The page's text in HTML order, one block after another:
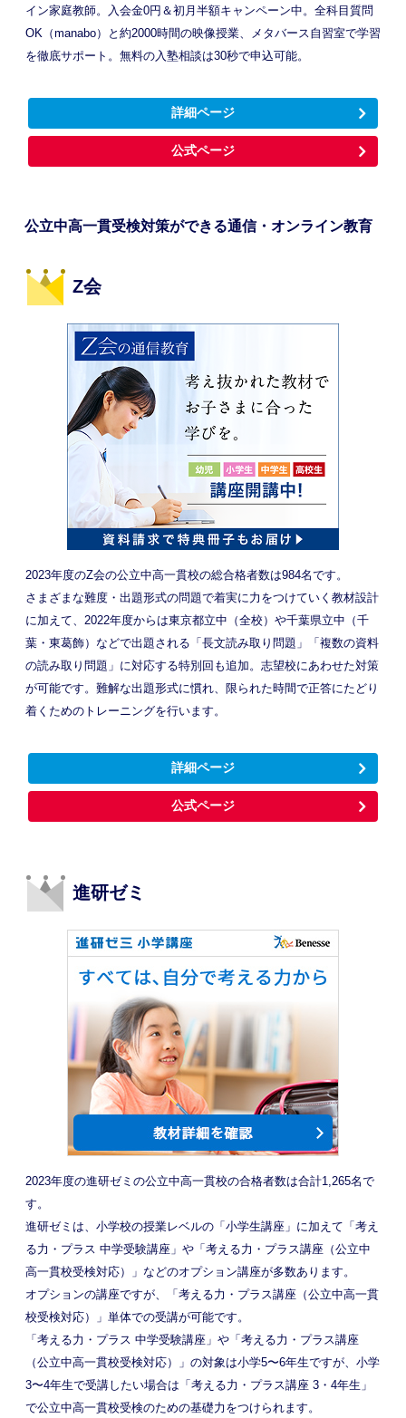
イン家庭教師。入会金0円＆初月半額キャンペーン中。全科目質問
OK（manabo）と約2000時間の映像授業、メタバース自習室で学習
を徹底サポート。無料の入塾相談は30秒で申込可能。
詳細ページ
公式ページ
公立中高一貫受検対策ができる通信・オンライン教育
Z会
2023年度のZ会の公立中高一貫校の総合格者数は984名です。
さまざまな難度・出題形式の問題で着実に力をつけていく教材設計
に加えて、2022年度からは東京都立中（全校）や千葉県立中（千
葉・東葛飾）などで出題される「長文読み取り問題」「複数の資料
の読み取り問題」に対応する特別回も追加。志望校にあわせた対策
が可能です。難解な出題形式に慣れ、限られた時間で正答にたどり
着くためのトレーニングを行います。
詳細ページ
公式ページ
進研ゼミ
2023年度の進研ゼミの公立中高一貫校の合格者数は合計1,265名で
す。
進研ゼミは、小学校の授業レベルの「小学生講座」に加えて「考え
る力・プラス 中学受験講座」や「考える力・プラス講座（公立中
高一貫校受検対応）」などのオプション講座が多数あります。
オプションの講座ですが、「考える力・プラス講座（公立中高一貫
校受検対応）」単体での受講が可能です。
「考える力・プラス 中学受験講座」や「考える力・プラス講座
（公立中高一貫校受検対応）」の対象は小学5〜6年生ですが、小学
3〜4年生で受講したい場合は「考える力・プラス講座 3・4年生」
で公立中高一貫校受検のための基礎力をつけられます。